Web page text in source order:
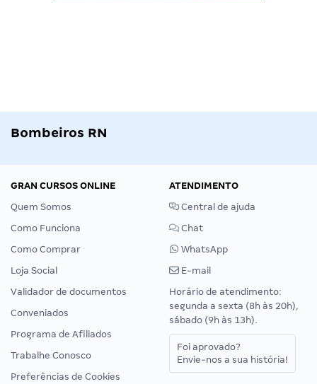
Bombeiros RN
GRAN CURSOS ONLINE
Quem Somos
Como Funciona
Como Comprar
Loja Social
Validador de documentos
Conveniados
Programa de Afiliados
Trabalhe Conosco
Preferências de Cookies
ATENDIMENTO
Central de ajuda
Chat
WhatsApp
E-mail
Horário de atendimento:
segunda a sexta (8h às 20h),
sábado (9h às 13h).
Foi aprovado?
Envie-nos a sua história!